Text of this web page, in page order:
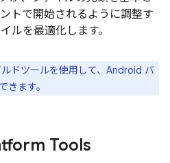
トで開始されるように調整す
ルを最適化します。
ドツールを使用して、Android バ
きます。
Tools